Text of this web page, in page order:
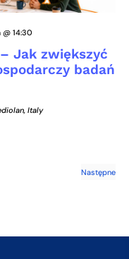
Jak zwiększyć
badań
14:30
Italy
Następne